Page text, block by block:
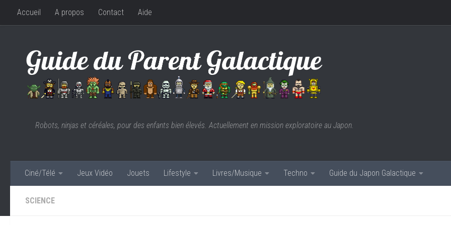
Skip to content
Accueil A propos Contact Aide
Robots, ninjas et céréales, pour des enfants bien élevés. Actuellement en mission exploratoire au Japon.
Ciné/Télé Jeux Vidéo Jouets Lifestyle Livres/Musique Techno Guide du Japon Galactique
SCIENCE